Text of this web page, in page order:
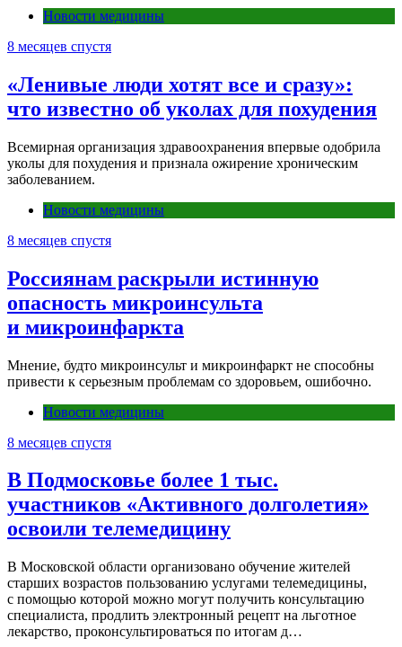
Новости медицины
8 месяцев спустя
«Ленивые люди хотят все и сразу»:
что известно об уколах для похудения
Всемирная организация здравоохранения впервые одобрила
уколы для похудения и признала ожирение хроническим
заболеванием.
Новости медицины
8 месяцев спустя
Россиянам раскрыли истинную
опасность микроинсульта
и микроинфаркта
Мнение, будто микроинсульт и микроинфаркт не способны
привести к серьезным проблемам со здоровьем, ошибочно.
Новости медицины
8 месяцев спустя
В Подмосковье более 1 тыс.
участников «Активного долголетия»
освоили телемедицину
В Московской области организовано обучение жителей
старших возрастов пользованию услугами телемедицины,
с помощью которой можно могут получить консультацию
специалиста, продлить электронный рецепт на льготное
лекарство, проконсультироваться по итогам д…